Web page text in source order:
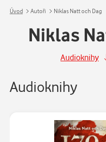
Úvod Autoři Niklas Natt och Dag
Niklas
Audioknihy
Audioknihy